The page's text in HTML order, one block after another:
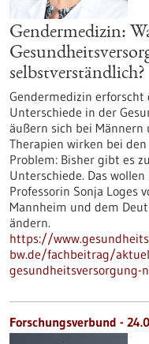
Gendermedizin:
selbstverständlich?
Gendermedizin erforscht
Unterschiede in der
äußern sich bei Männern
Therapien wirken bei
Problem: Bisher gibt es
Unterschiede. Das
Professorin Sonja Loges
Mannheim und dem
ändern.
https://
bw.de/fachbeitrag/
gesundheitsversorgung-
Forschungsverbund -